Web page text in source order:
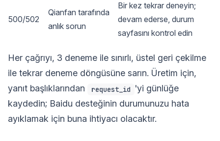
500/502
Qianfan tarafında
anlık sorun
Bir kez tekrar deneyin;
devam ederse, durum
sayfasını kontrol edin
Her çağrıyı, 3 deneme ile sınırlı, üstel geri çekilme
ile tekrar deneme döngüsüne sarın. Üretim için,
yanıt başlıklarından
request_id
'yi günlüğe
kaydedin; Baidu desteğinin durumunuzu hata
ayıklamak için buna ihtiyacı olacaktır.